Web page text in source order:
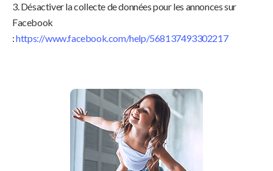
3. Désactiver la collecte de données pour les annonces sur
Facebook
:https://www.facebook.com/help/568137493302217